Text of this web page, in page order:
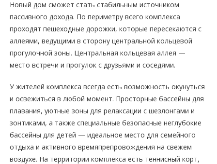
Новый дом сможет стать стабильным источником
пассивного дохода. По периметру всего комплекса
проходят пешеходные дорожки, которые пересекаются с
аллеями, ведущими в сторону центральной кольцевой
прогулочной зоны. Центральная кольцевая аллея —
место встречи и прогулок с друзьями и соседями.
У жителей комплекса всегда есть возможность окунуться
и освежиться в любой момент. Просторные бассейны для
плавания, уютные зоны для релаксации с шезлонгами и
зонтиками, а также специальные безопасные неглубокие
бассейны для детей — идеальное место для семейного
отдыха и активного времяпрепровождения на свежем
воздухе. На территории комплекса есть теннисный корт,